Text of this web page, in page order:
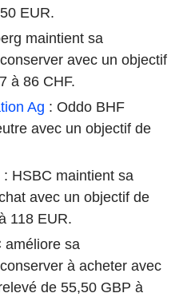
EUR.
maintient sa
avec un objectif
à 86 CHF.
Ag : Oddo BHF
avec un objectif de
: HSBC maintient sa
avec un objectif de
118 EUR.
améliore sa
à acheter avec
de 55,50 GBP à